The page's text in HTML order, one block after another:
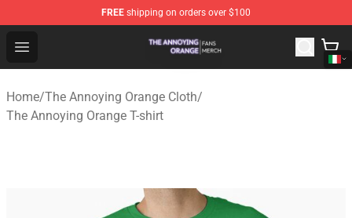
FREE shipping on orders over $100
Open menu
The Annoying Orange Shop - Official The Annoying
Home/The Annoying Orange Cloth/
The Annoying Orange T-shirt